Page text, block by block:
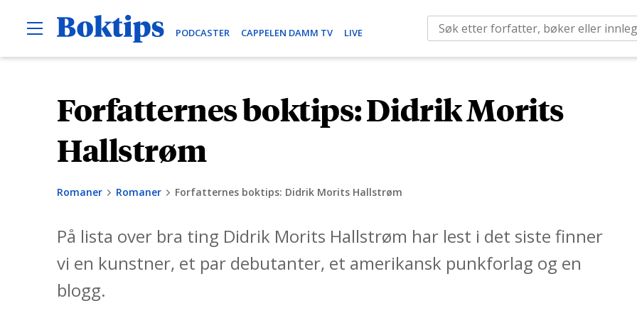
B
o
t
i
s
O
p PODCASTER CAPPELEN DAMM TV LIVE
e
c
h
Forfatternes boktips: Didrik Morits
Hallstrøm
Romaner Romaner Forfatternes boktips: Didrik Morits Hallstrøm
På lista over bra ting Didrik Morits Hallstrøm har lest i det siste finner
vi en kunstner, et par debutanter, et amerikansk punkforlag og en
blogg.